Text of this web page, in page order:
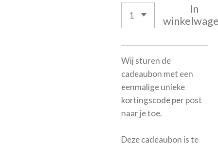
In
Wij sturen de
cadeaubon met een
eenmalige unieke
kortingscode per post
naar je toe.
Deze cadeaubon is te